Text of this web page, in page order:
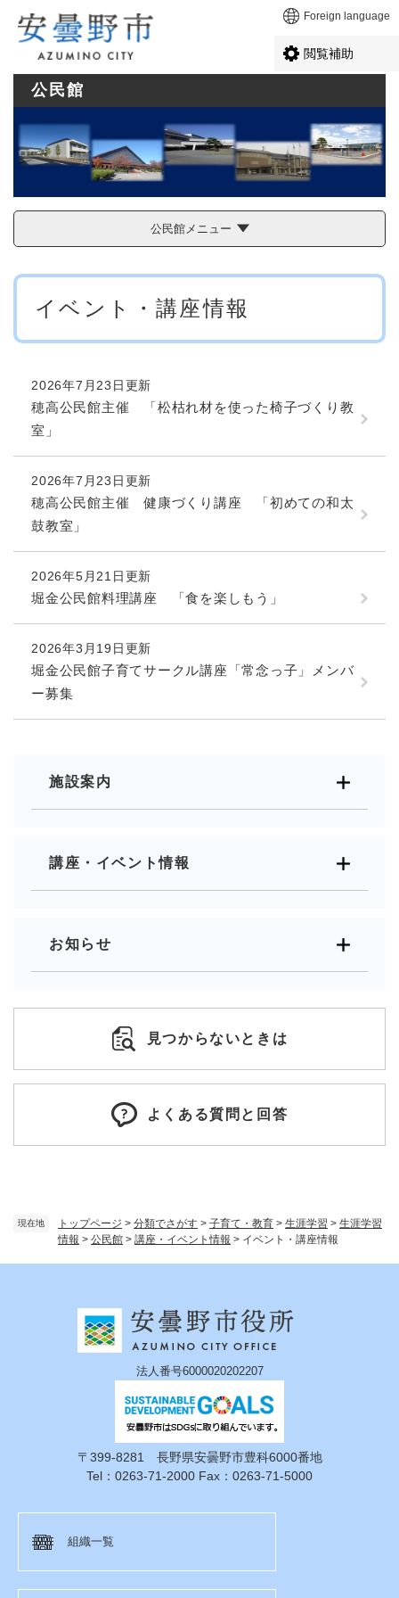
メニューを飛ばして本文へ Foreign language
閲覧補助
現在地 トップページ > 分類でさがす > 子育て・教育 > 生涯学習 > 生涯学習
情報 > 公民館 > 講座・イベント情報 > イベント・講座情報
公民館
公民館メニュー
本
イベント・講座情報
2026年7月23日更新
穂高公民館主催 「松枯れ材を使った椅子づくり教
室」
2026年7月23日更新
穂高公民館主催 健康づくり講座 「初めての和太
鼓教室」
2026年5月21日更新
堀金公民館料理講座 「食を楽しもう」
2026年3月19日更新
堀金公民館子育てサークル講座「常念っ子」メンバ
ー募集
施設案内
講座・イベント情報
お知らせ
見つからないときは
よくある質問と回答
法人番号6000020202207
〒399-8281 長野県安曇野市豊科6000番地
Tel：0263-71-2000 Fax：0263-71-5000
組織一覧